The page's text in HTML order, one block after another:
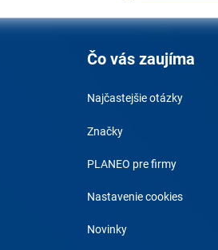
Čo vás zaujíma
Najčastejšie otázky
Značky
PLANEO pre firmy
Nastavenie cookies
Novinky